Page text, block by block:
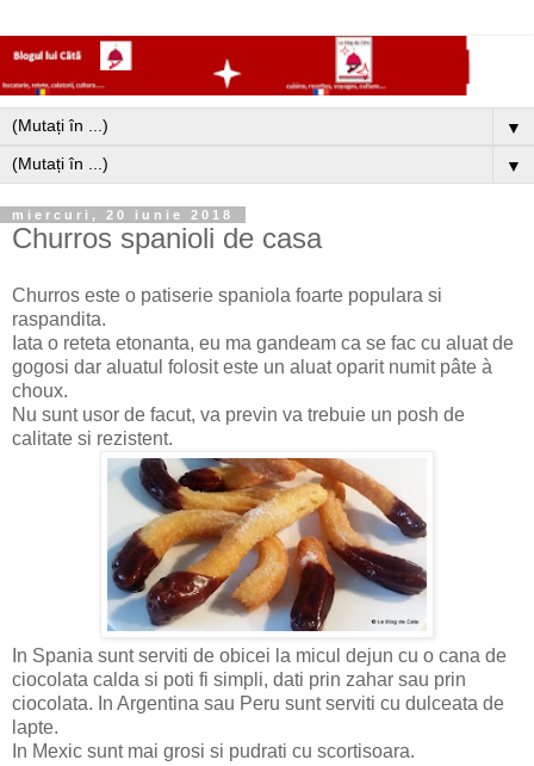
▼
▼
miercuri, 20 iunie 2018
Churros spanioli de casa
Churros este o patiserie spaniola foarte populara si
raspandita.
Iata o reteta etonanta, eu ma gandeam ca se fac cu aluat de
gogosi dar aluatul folosit este un aluat oparit numit pâte à
choux.
Nu sunt usor de facut, va previn va trebuie un posh de
calitate si rezistent.
In Spania sunt serviti de obicei la micul dejun cu o cana de
ciocolata calda si poti fi simpli, dati prin zahar sau prin
ciocolata. In Argentina sau Peru sunt serviti cu dulceata de
lapte.
In Mexic sunt mai grosi si pudrati cu scortisoara.